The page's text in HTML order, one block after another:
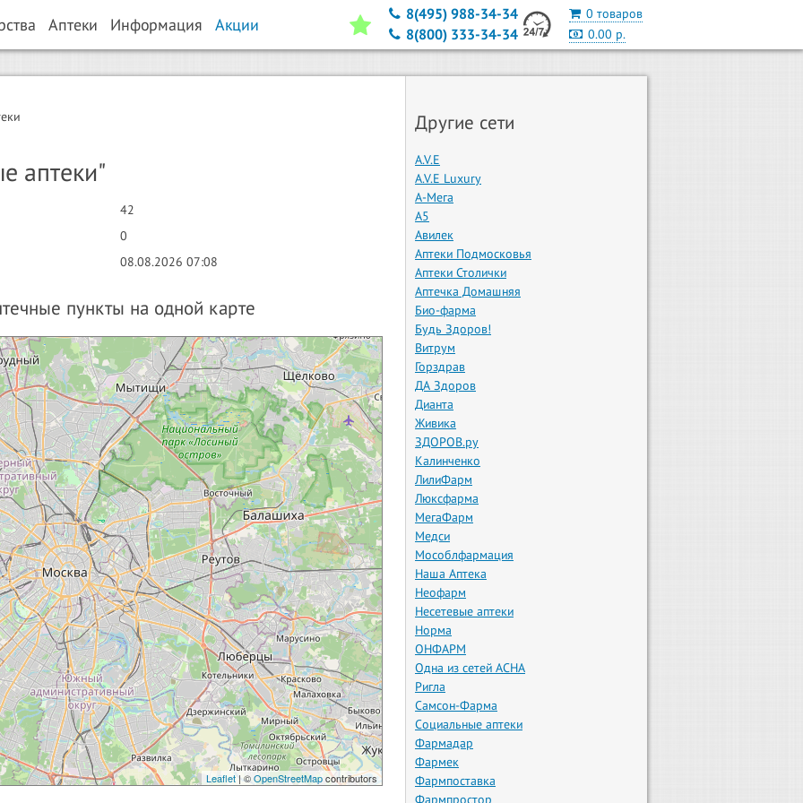
Аптеки Информация Акции
0 товаров
0.00 р.
8(495) 988-34-34
8(800) 333-34-34
аптеки"
42
0
08.08.2026 07:08
пункты на одной карте
Leaflet | ©OpenStreetMapcontributors
Другие сети
A.V.E
A.V.E Luxury
А-Мега
А5
Авилек
Аптеки Подмосковья
Аптеки Столички
Аптечка Домашняя
Био-фарма
Будь Здоров!
Витрум
Горздрав
ДА Здоров
Дианта
Живика
ЗДОРОВ.ру
Калинченко
ЛилиФарм
Люксфарма
МегаФарм
Медси
Мособлфармация
Наша Аптека
Неофарм
Несетевые аптеки
Норма
ОНФАРМ
Одна из сетей АСНА
Ригла
Самсон-Фарма
Социальные аптеки
Фармадар
Фармек
Фармпоставка
Фармпростор